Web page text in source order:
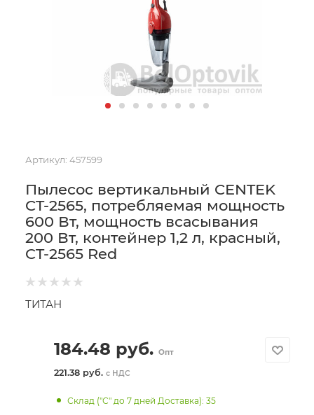
Артикул: 457599
Пылесос вертикальный CENTEK
CT-2565, потребляемая мощность
600 Вт, мощность всасывания
200 Вт, контейнер 1,2 л, красный,
CT-2565 Red
ТИТАН
184.48 руб. Опт
221.38 руб. с НДС
Склад ("С" до 7 дней Доставка): 35